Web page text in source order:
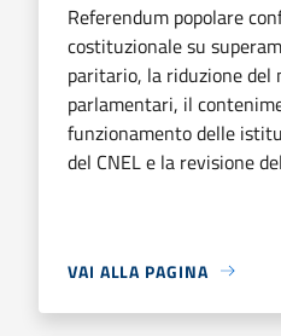
Referendum popolare
costituzionale su
paritario, la riduzione del
parlamentari, il
funzionamento delle
del CNEL e la revisione
VAI ALLA PAGINA